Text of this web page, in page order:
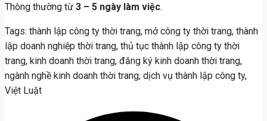
Thông thường từ 3 – 5 ngày làm việc.
Tags: thành lập công ty thời trang, mở công ty thời trang, thành
lập doanh nghiệp thời trang, thủ tục thành lập công ty thời
trang, kinh doanh thời trang, đăng ký kinh doanh thời trang,
ngành nghề kinh doanh thời trang, dịch vụ thành lập công ty,
Việt Luật